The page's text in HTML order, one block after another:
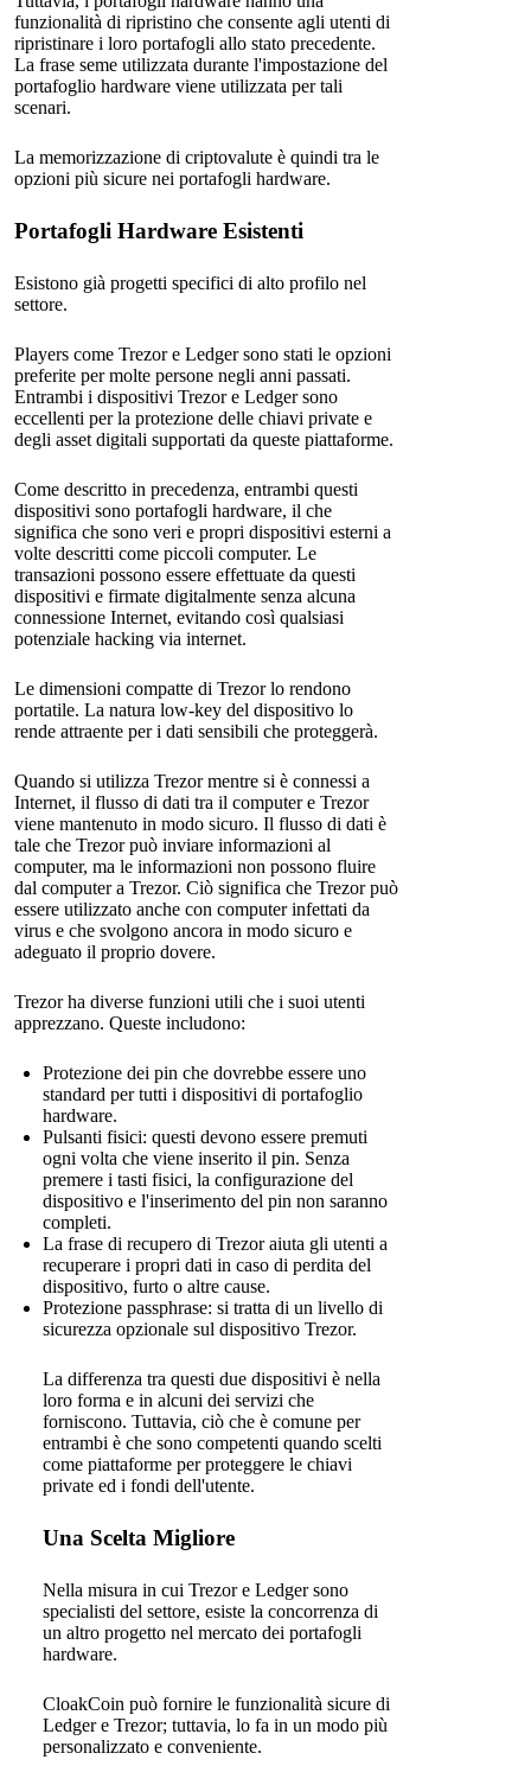
funzionalità di ripristino che consente agli utenti di
ripristinare i loro portafogli allo stato precedente.
La frase seme utilizzata durante l'impostazione del
portafoglio hardware viene utilizzata per tali
scenari.
La memorizzazione di criptovalute è quindi tra le
opzioni più sicure nei portafogli hardware.
Portafogli Hardware Esistenti
Esistono già progetti specifici di alto profilo nel
settore.
Players come Trezor e Ledger sono stati le opzioni
preferite per molte persone negli anni passati.
Entrambi i dispositivi Trezor e Ledger sono
eccellenti per la protezione delle chiavi private e
degli asset digitali supportati da queste piattaforme.
Come descritto in precedenza, entrambi questi
dispositivi sono portafogli hardware, il che
significa che sono veri e propri dispositivi esterni a
volte descritti come piccoli computer. Le
transazioni possono essere effettuate da questi
dispositivi e firmate digitalmente senza alcuna
connessione Internet, evitando così qualsiasi
potenziale hacking via internet.
Le dimensioni compatte di Trezor lo rendono
portatile. La natura low-key del dispositivo lo
rende attraente per i dati sensibili che proteggerà.
Quando si utilizza Trezor mentre si è connessi a
Internet, il flusso di dati tra il computer e Trezor
viene mantenuto in modo sicuro. Il flusso di dati è
tale che Trezor può inviare informazioni al
computer, ma le informazioni non possono fluire
dal computer a Trezor. Ciò significa che Trezor può
essere utilizzato anche con computer infettati da
virus e che svolgono ancora in modo sicuro e
adeguato il proprio dovere.
Trezor ha diverse funzioni utili che i suoi utenti
apprezzano. Queste includono:
Protezione dei pin che dovrebbe essere uno
standard per tutti i dispositivi di portafoglio
hardware.
Pulsanti fisici: questi devono essere premuti
ogni volta che viene inserito il pin. Senza
premere i tasti fisici, la configurazione del
dispositivo e l'inserimento del pin non saranno
completi.
La frase di recupero di Trezor aiuta gli utenti a
recuperare i propri dati in caso di perdita del
dispositivo, furto o altre cause.
Protezione passphrase: si tratta di un livello di
sicurezza opzionale sul dispositivo Trezor.
La differenza tra questi due dispositivi è nella
loro forma e in alcuni dei servizi che
forniscono. Tuttavia, ciò che è comune per
entrambi è che sono competenti quando scelti
come piattaforme per proteggere le chiavi
private ed i fondi dell'utente.
Una Scelta Migliore
Nella misura in cui Trezor e Ledger sono
specialisti del settore, esiste la concorrenza di
un altro progetto nel mercato dei portafogli
hardware.
CloakCoin può fornire le funzionalità sicure di
Ledger e Trezor; tuttavia, lo fa in un modo più
personalizzato e conveniente.